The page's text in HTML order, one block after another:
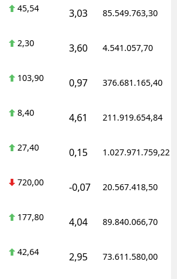
45,54 3,03 85.549.763,30
2,30 3,60 4.541.057,70
103,90 0,97 376.681.165,40
8,40 4,61 211.919.654,84
27,40 0,15 1.027.971.759,22
720,00 -0,07 20.567.418,50
177,80 4,04 89.840.066,70
42,64 2,95 73.611.580,00